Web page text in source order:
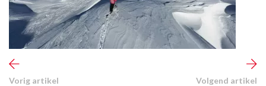
Vorig artikel Volgend artikel